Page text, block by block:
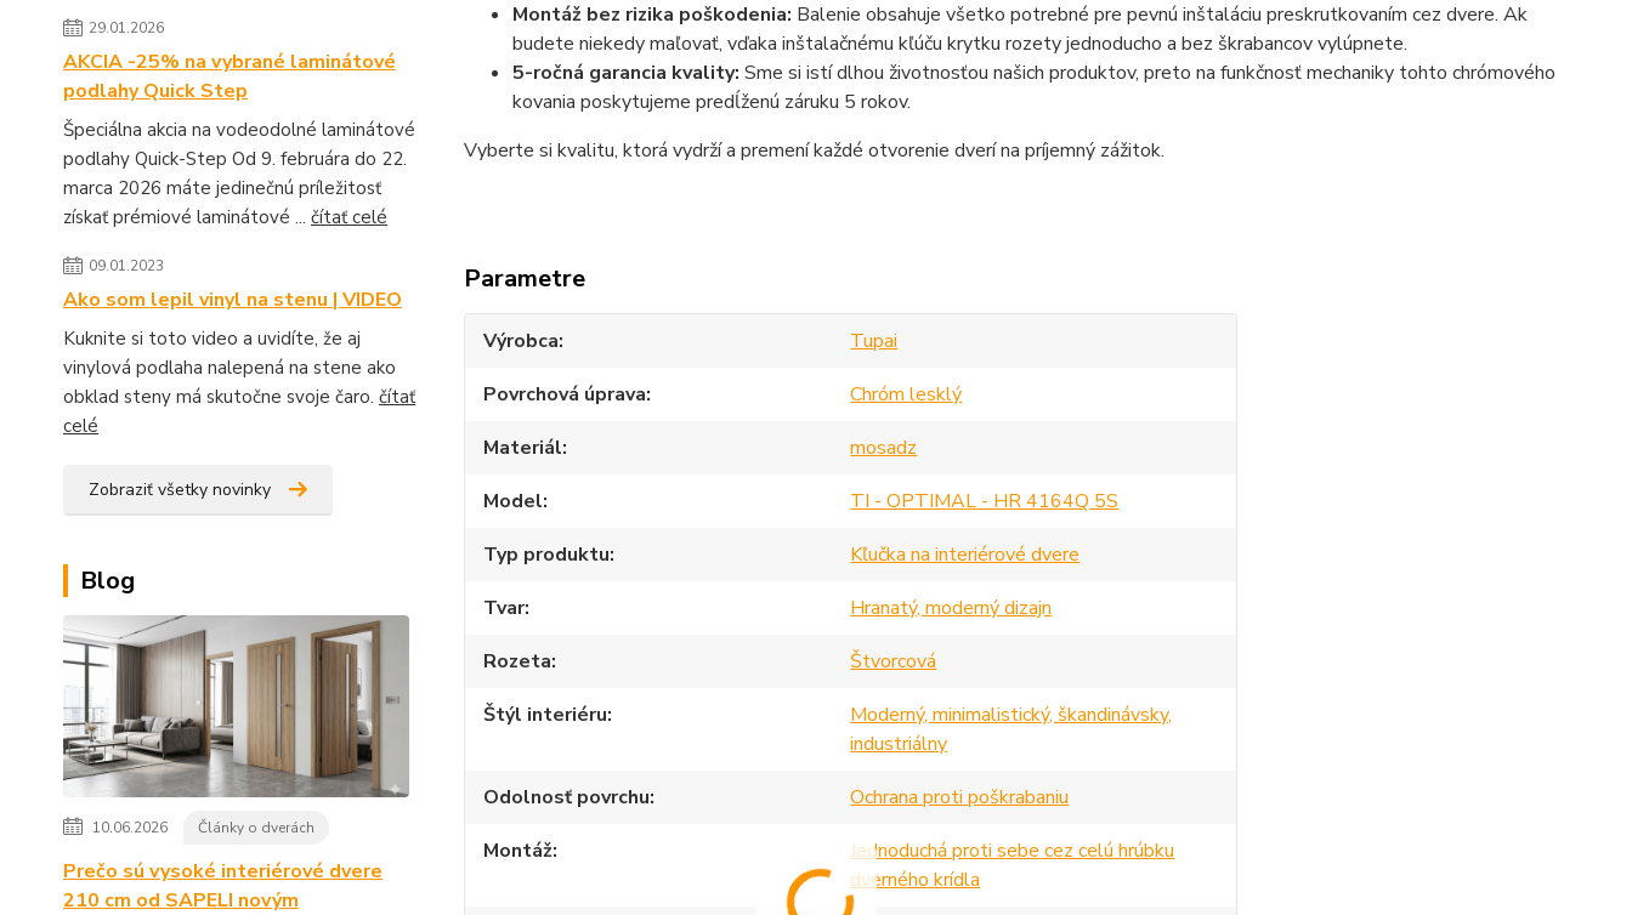
29.01.2026
AKCIA -25% na vybrané laminátové
podlahy Quick Step
Špeciálna akcia na vodeodolné laminátové
podlahy Quick-Step Od 9. februára do 22.
marca 2026 máte jedinečnú príležitosť
získať prémiové laminátové ... čítať celé
09.01.2023
Ako som lepil vinyl na stenu | VIDEO
Kuknite si toto video a uvidíte, že aj
vinylová podlaha nalepená na stene ako
obklad steny má skutočne svoje čaro. čítať
celé
Zobraziť všetky novinky
Blog
10.06.2026 Články o dverách
Prečo sú vysoké interiérové dvere
210 cm od SAPELI novým
Montáž bez rizika poškodenia: Balenie obsahuje všetko potrebné pre pevnú inštaláciu preskrutkovaním cez dvere. Ak
budete niekedy maľovať, vďaka inštalačnému kľúču krytku rozety jednoducho a bez škrabancov vylúpnete.
5-ročná garancia kvality: Sme si istí dlhou životnosťou našich produktov, preto na funkčnosť mechaniky tohto chrómového
kovania poskytujeme predĺženú záruku 5 rokov.
Vyberte si kvalitu, ktorá vydrží a premení každé otvorenie dverí na príjemný zážitok.
Parametre
Výrobca
Tupai
Povrchová úprava
Chróm lesklý
Materiál
mosadz
Model
TI - OPTIMAL - HR 4164Q 5S
Typ produktu
Kľučka na interiérové dvere
Tvar
Hranatý, moderný dizajn
Rozeta
Štvorcová
Štýl interiéru
Moderný, minimalistický, škandinávsky,
industriálny
Odolnosť povrchu
Ochrana proti poškrabaniu
Montáž
Jednoduchá proti sebe cez celú hrúbku
dverného krídla